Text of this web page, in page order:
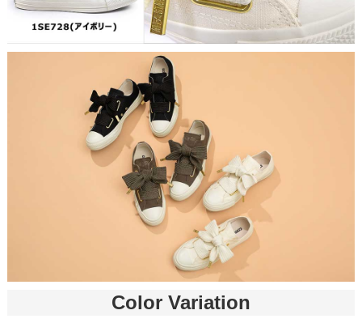
Color Variation